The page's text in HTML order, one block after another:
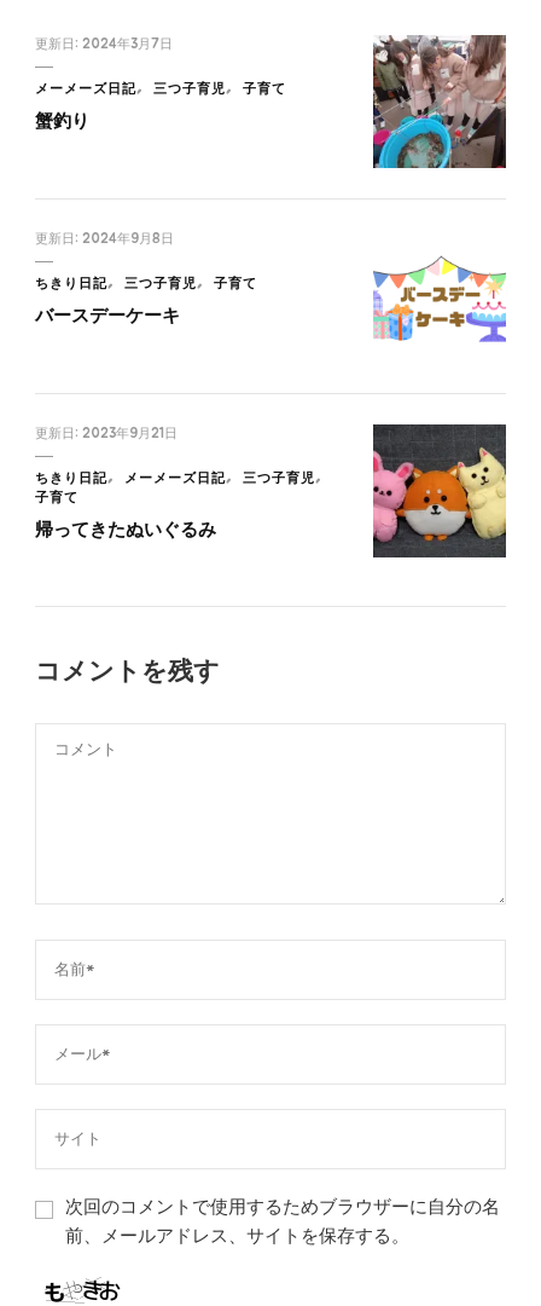
更新日: 2024年3月7日
メーメーズ日記 三つ子育児 子育て
蟹釣り
更新日: 2024年9月8日
ちきり日記 三つ子育児 子育て
バースデーケーキ
更新日: 2023年9月21日
ちきり日記 メーメーズ日記
三つ子育児
子育て
帰ってきたぬいぐるみ
コメントを残す
次回のコメントで使用するためブラウザーに自分の名
前、メールアドレス、サイトを保存する。